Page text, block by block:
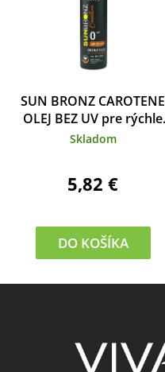
SUN BRONZ CAROTENE
OLEJ BEZ UV pre rýchle
zhnednutie 150 ml
hodnotenie
produktu
je
z
5
Skladom
5,82 €
DO KOŠÍKA